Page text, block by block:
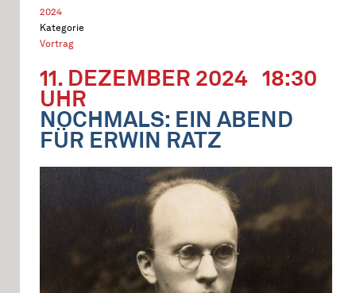
2024
Kategorie
Vortrag
11. DEZEMBER 2024 18:30
UHR
NOCHMALS: EIN ABEND
FÜR ERWIN RATZ